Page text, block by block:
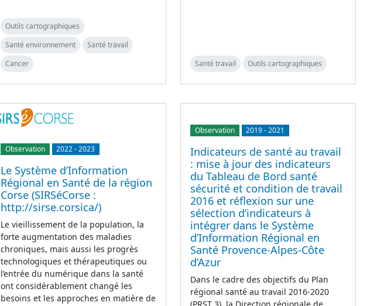
Outils cartographiques
Santé environnement
Santé travail
Cancer
Santé travail Outils cartographiques
Observation 2022-2023
Le Système d’Information
Régional en Santé de la région
Corse (SIRSéCorse :
http://sirse.corsica/)
Le vieillissement de la population, la
forte augmentation des maladies
chroniques, mais aussi les progrès
technologiques et thérapeutiques ou
l’entrée du numérique dans la santé
ont considérablement changé les
besoins et les approches en matière de
Observation 2019-2021
Indicateurs de santé au travail
: mise à jour des indicateurs
du Tableau de Bord santé
sécurité et condition de travail
2016 et réflexion sur une
sélection d’indicateurs à
intégrer dans le Système
d’Information Régional en
Santé Provence-Alpes-Côte
d’Azur
Dans le cadre des objectifs du Plan
régional santé au travail 2016-2020